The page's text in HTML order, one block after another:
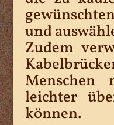
und
Zudem
Menschen
leichter
können.